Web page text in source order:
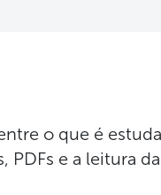
o que é
PDFs e a leitura da